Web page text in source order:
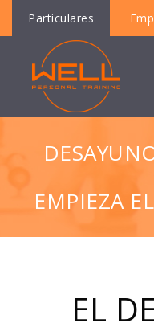
Particulares
EMPIEZA
EL